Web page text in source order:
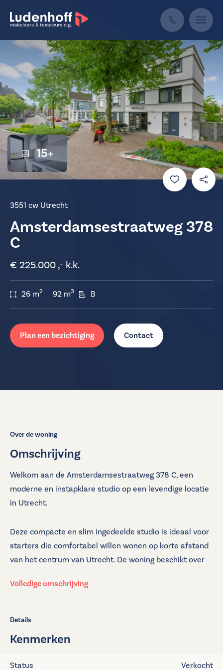
15+
3551 cw Utrecht
Amsterdamsestraatweg 378
C
€ 225.000 ,- k.k.
26 m2 92 m3 B
Plan een bezichtiging Contact
Over de woning
Omschrijving
Welkom aan de Amsterdamsestraatweg 378 C, een
moderne en instapklare studio op een levendige locatie
in Utrecht.
Deze compacte en slim ingedeelde studio is ideaal voor
starters die comfortabel willen wonen op korte afstand
van het centrum van Utrecht. De woning beschikt over
zuidwesten en een prettige lichtinval, waardoor het
B woon je hier bovendien comfortabel en energiezuinig.
De woning bevindt zich aan de Amsterdamsestraatweg
Volledige omschrijving
Details
Kenmerken
Status Verkocht